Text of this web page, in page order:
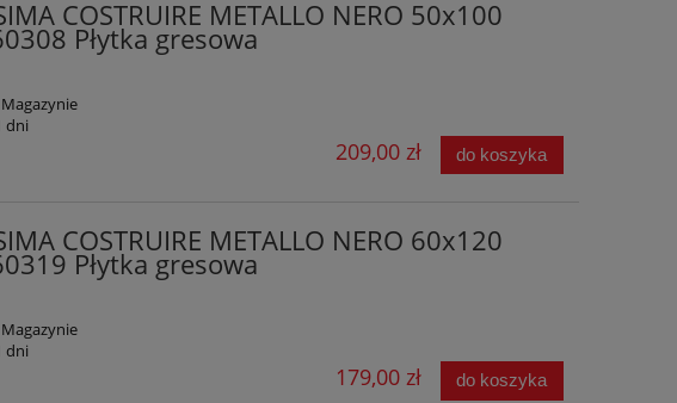
COSTRUIRE METALLO NERO 50x100
Płytka gresowa
dni
209,00 zł do koszyka
COSTRUIRE METALLO NERO 60x120
Płytka gresowa
dni
179,00 zł do koszyka